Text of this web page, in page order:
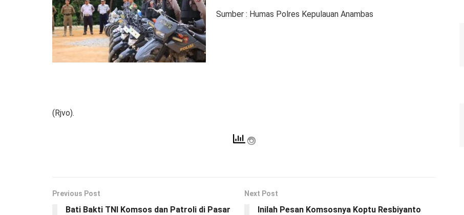
Sumber : Humas Polres Kepulauan Anambas
(Rjvo).
Previous Post
Bati Bakti TNI Komsos dan Patroli di Pasar
Next Post
Inilah Pesan Komsosnya Koptu Resbiyanto